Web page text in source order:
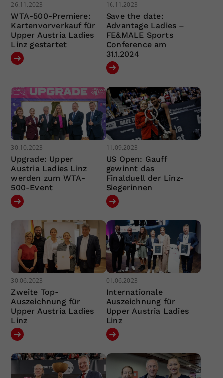
26.11.2023
WTA-500-Premiere:
Kartenvorverkauf für
Upper Austria Ladies
Linz gestartet
16.11.2023
Save the date:
Advantage Ladies –
FE&MALE Sports
Conference am
31.1.2024
30.10.2023
Upgrade: Upper
Austria Ladies Linz
werden zum WTA-
500-Event
11.09.2023
US Open: Gauff
gewinnt das
Finalduell der Linz-
Siegerinnen
30.06.2023
Zweite Top-
Auszeichnung für
Upper Austria Ladies
Linz
01.06.2023
Internationale
Auszeichnung für
Upper Austria Ladies
Linz